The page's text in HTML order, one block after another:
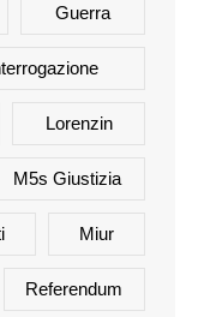
Guerra
Lorenzin
M5s Giustizia
Miur
Referendum